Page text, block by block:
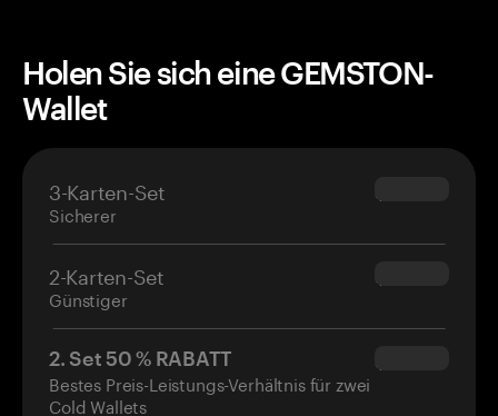
Holen Sie sich eine GEMSTON-
Wallet
3-Karten-Set
Sicherer
$69.90
2-Karten-Set
Günstiger
$54.90
2. Set 50 % RABATT
Bestes Preis-Leistungs-Verhältnis für zwei
Cold Wallets
$34.95